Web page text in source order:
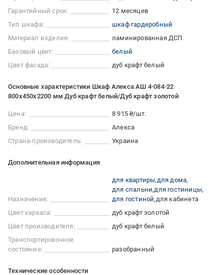
Гарантийный срок:
12 месяцев
Тип шкафа:
шкаф гардеробный
Материал изделия:
ламинированная ДСП
Базовый цвет:
белый
Цвет фасада:
дуб крафт белый
Основные характеристики Шкаф Алекса АШ 4-084-22
800х450х2200 мм Дуб крафт белый/Дуб крафт золотой
Цена:
8 915 ₴/шт.
Бренд:
Алекса
Страна-производитель:
Украина
Дополнительная информация
Назначение:
для квартиры для дома
для спальни для гостиницы
для гостиной для кабинета
Цвет каркаса:
дуб крафт золотой
Цвет производителя:
дуб крафт белый
Транспортировочное
состояние:
разобранный
Технические особенности